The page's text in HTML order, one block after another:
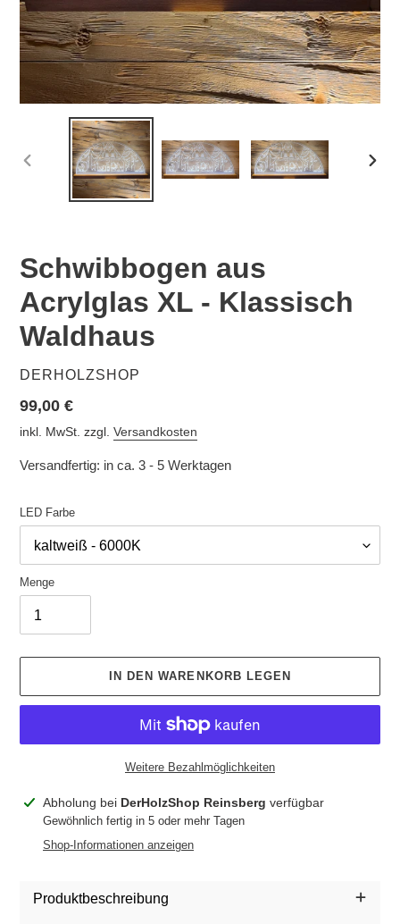
VORHERIGER
SCHIEBER
Schwibbogen aus
Acrylglas XL - Klassisch
Waldhaus
VERKÄUFER
DERHOLZSHOP
Normaler
Preis
99,00 €
inkl. MwSt. zzgl. Versandkosten
Versandfertig: in ca. 3 - 5 Werktagen
LED Farbe
Menge
IN DEN WARENKORB LEGEN
Weitere Bezahlmöglichkeiten
ProduktAbholung bei DerHolzShop Reinsberg verfügbar
Gewöhnlich fertig in 5 oder mehr Tagen
Shop-Informationen anzeigen
Produktbeschreibung